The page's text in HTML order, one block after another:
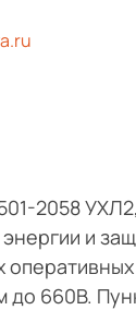
2058
и
660В.